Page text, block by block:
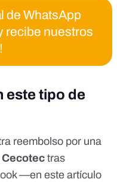
de WhatsApp
recibe nuestros
este tipo de
reembolso por una
Cecotec tras
—en este artículo